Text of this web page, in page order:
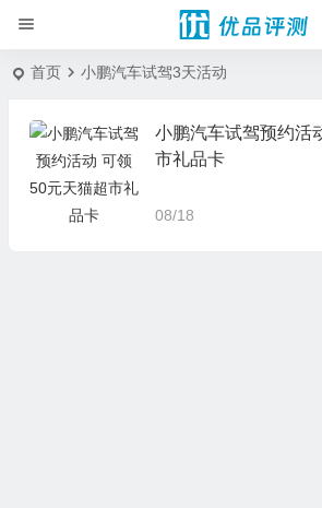
首页 小鹏汽车试驾3天活动
小鹏汽车试驾预约活
市礼品卡
08/18